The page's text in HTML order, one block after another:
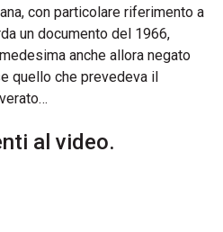
con particolare riferimento a
un documento del 1966,
anche allora negato
quello che prevedeva il
al video.